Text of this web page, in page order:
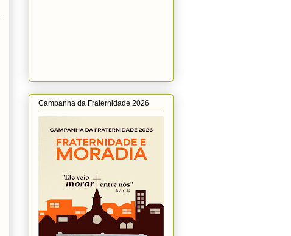
Campanha da Fraternidade 2026